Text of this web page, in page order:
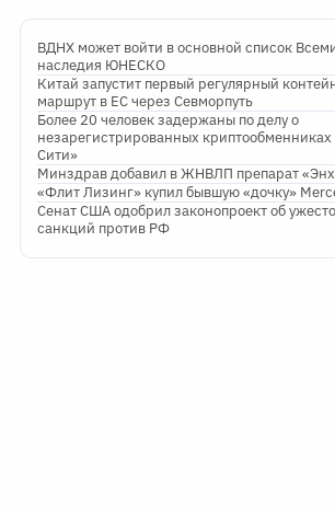
ВДНХ может войти в основной список
наследия ЮНЕСКО
Китай запустит первый регулярный
маршрут в ЕС через Севморпуть
Более 20 человек задержаны по делу о
незарегистрированных
Сити»
Минздрав добавил в ЖНВЛП препарат
«Флит Лизинг» купил бывшую «дочку»
Сенат США одобрил законопроект об
санкций против РФ